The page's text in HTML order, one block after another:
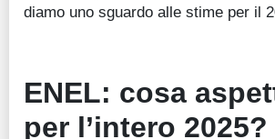
diamo uno sguardo alle stime per il
ENEL: cosa
per l’intero 2025?